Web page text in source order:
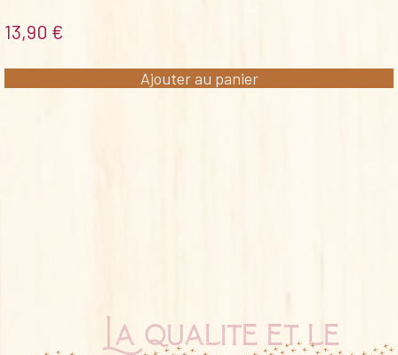
13,90 €
Ajouter au panier
La qualité et le